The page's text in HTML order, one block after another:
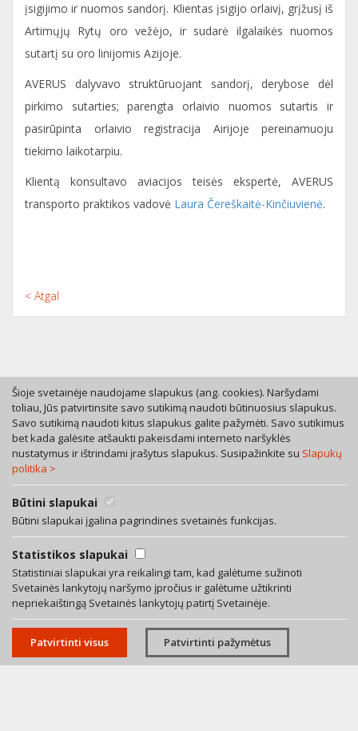
įsigijimo ir nuomos sandorį. Klientas įsigijo orlaivį, grįžusį iš
Artimųjų Rytų oro vežėjo, ir sudarė ilgalaikės nuomos
sutartį su oro linijomis Azijoje.
AVERUS dalyvavo struktūruojant sandorį, derybose dėl
pirkimo sutarties; parengta orlaivio nuomos sutartis ir
pasirūpinta orlaivio registracija Airijoje pereinamuoju
tiekimo laikotarpiu.
Klientą konsultavo aviacijos teisės ekspertė, AVERUS
transporto praktikos vadovė Laura Čereškaitė-Kinčiuvienė.
< Atgal
Tel. +370 46 246630
Mob. +370 616 53055
A. Rotundo g. 5, LT-01400 Vilnius
Bendra teisinių paslaugų sutartis
Privatumo politika
Facebook
LinkedIn
El. paštas:info@averus.lt
© 2026 Visos teisės saugomos. Advokatų profesinė bendrija AVERUS.
Šioje svetainėje naudojame slapukus (ang. cookies). Naršydami
toliau, Jūs patvirtinsite savo sutikimą naudoti būtinuosius slapukus.
Savo sutikimą naudoti kitus slapukus galite pažymėti. Savo sutikimus
bet kada galėsite atšaukti pakeisdami interneto naršyklės
nustatymus ir ištrindami įrašytus slapukus. Susipažinkite su Slapukų
politika >
Būtini slapukai
Būtini slapukai įgalina pagrindines svetainės funkcijas.
Statistikos slapukai
Statistiniai slapukai yra reikalingi tam, kad galėtume sužinoti
Svetainės lankytojų naršymo įpročius ir galėtume užtikrinti
nepriekaištingą Svetainės lankytojų patirtį Svetainėje.
Patvirtinti visus Patvirtinti pažymėtus